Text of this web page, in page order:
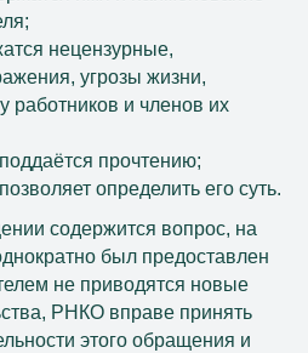
нецензурные,
угрозы жизни,
работников и членов их
прочтению;
определить его суть.
содержится вопрос, на
был предоставлен
не приводятся новые
РНКО вправе принять
этого обращения и